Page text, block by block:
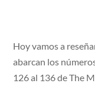
Hoy vamos a
abarcan los
126 al 136 de The